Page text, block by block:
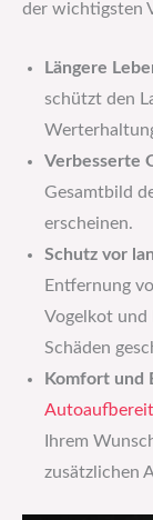
der wichtigsten
Längere
schützt den
Verbesserte
Gesamtbild
erscheinen.
Schutz vor
Entfernung
Vogelkot und
Schäden
Komfort und
Ihrem
zusätzlichen